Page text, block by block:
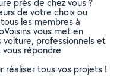
près de chez vous ?
de votre choix ou
les membres à
vous met en
voiture, professionnels et
répondre
réaliser tous vos projets !